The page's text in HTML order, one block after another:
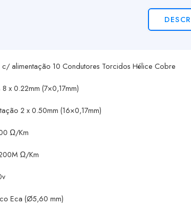
alimentação 10 Condutores Torcidos Hélice Cobre
x 0.22mm (7×0,17mm)
2 x 0.50mm (16×0,17mm)
Ω/Km
Ω/Km
Eca (Ø5,60 mm)